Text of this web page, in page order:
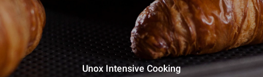
Unox Intensive Cooking